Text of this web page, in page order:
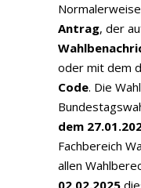
Antrag, der
oder mit dem
Code. Die
dem
Fachbereich
allen